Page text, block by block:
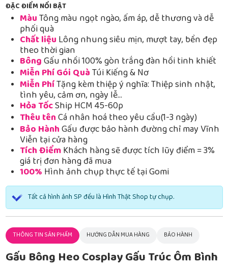
ĐẶC ĐIỂM NỔI BẬT
MàuTông màu ngọt ngào, ấm áp, dễ thương và dễ
phối quà
Chất liệu Lông nhung siêu mịn, mượt tay, bền đẹp
theo thời gian
BôngGấu nhồi 100% gòn trắng đàn hồi tinh khiết
Miễn Phí Gói QuàTúi Kiếng & Nơ
Miễn PhíTặng kèm thiệp ý nghĩa: Thiệp sinh nhật,
tình yêu, cảm ơn, ngày lễ…
Hỏa TốcShip HCM 45-60p
Thêu tênCá nhân hoá theo yêu cầu(1-3 ngày)
Bảo HànhGấu được bảo hành đường chỉ may Vĩnh
Viễn tại cửa hàng
Tích ĐiểmKhách hàng sẽ được tích lũy điểm = 3%
giá trị đơn hàng đã mua
100% Hình ảnh chụp thực tế tại Gomi
Tất cả hình ảnh SP đều là Hình Thật Shop tự chụp.
THÔNG TIN SẢN PHẨM HƯỚNG DẪN MUA HÀNG BẢO HÀNH
Gấu Bông Heo Cosplay Gấu Trúc Ôm Bình